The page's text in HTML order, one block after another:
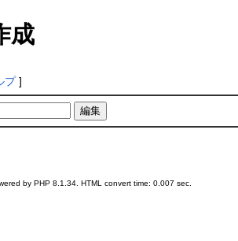
成
プ]
by PHP 8.1.34. HTML convert time: 0.007 sec.